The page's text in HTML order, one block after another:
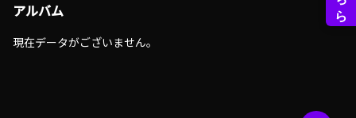
アルバム
現在データがございません。